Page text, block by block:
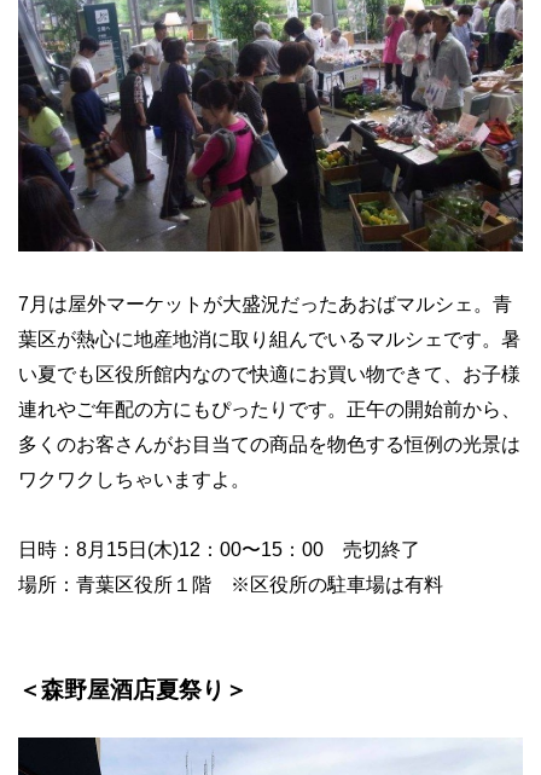
7月は屋外マーケットが大盛況だったあおばマルシェ。青
葉区が熱心に地産地消に取り組んでいるマルシェです。暑
い夏でも区役所館内なので快適にお買い物できて、お子様
連れやご年配の方にもぴったりです。正午の開始前から、
多くのお客さんがお目当ての商品を物色する恒例の光景は
ワクワクしちゃいますよ。
日時：8月15日(木)12：00〜15：00 売切終了
場所：青葉区役所１階 ※区役所の駐車場は有料
＜森野屋酒店夏祭り＞